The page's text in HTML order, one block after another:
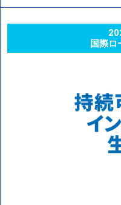
国際ロ